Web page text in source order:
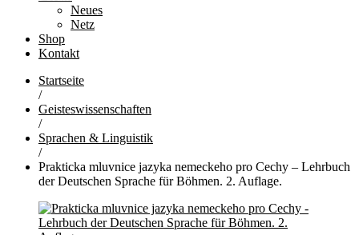
Neues
Netz
Shop
Kontakt
Startseite
/
Geisteswissenschaften
/
Sprachen & Linguistik
/
Prakticka mluvnice jazyka nemeckeho pro Cechy – Lehrbuch
der Deutschen Sprache für Böhmen. 2. Auflage.